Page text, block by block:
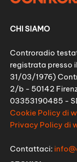
CHI SIAMO
Controradio
registrata presso
31/03/1976)
2/b - 50142
03353190485 -
Cookie Policy di
Privacy Policy di
Contattaci: